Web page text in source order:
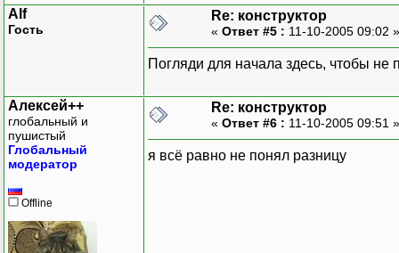
Alf
Гость
Re: конструктор
« Ответ #5 : 11-10-2005 09:02
Погляди для начала здесь, чтобы не
Алексей++
глобальный и
пушистый
Глобальный
модератор
Offline
Re: конструктор
« Ответ #6 : 11-10-2005 09:51
я всё равно не понял разницу